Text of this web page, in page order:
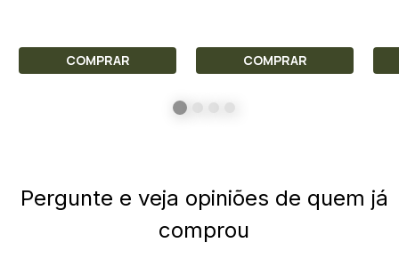
COMPRAR COMPRAR
Pergunte e veja opiniões de quem já
comprou